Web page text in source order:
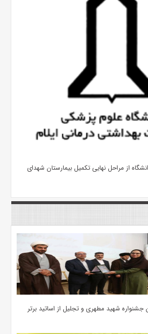
از مراحل نهایی تکمیل بیمارستان شهدای
شهید مطهری و تجلیل از اساتید برتر